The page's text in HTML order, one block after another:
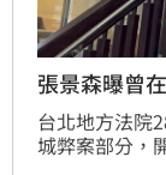
張景森曝曾
台北地方法院
城弊案部分，